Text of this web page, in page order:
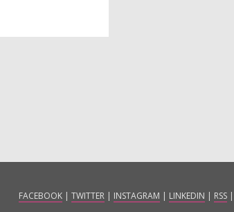
FACEBOOK | TWITTER | INSTAGRAM | LINKEDIN | RSS |